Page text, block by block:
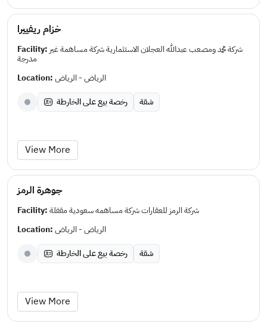
خزام ريفييرا
Facility: شركة محمد ومصعب عبدالله العجلان الاستثمارية شركة مساهمة غير
مدرجة
Location:الرياض - الرياض
رخصة بيع على الخارطة
شقة
View More
جوهرة الرمز
Facility:شركة الرمز للعقارات شركة مساهمه سعودية مقفلة
Location:الرياض - الرياض
رخصة بيع على الخارطة
شقة
View More